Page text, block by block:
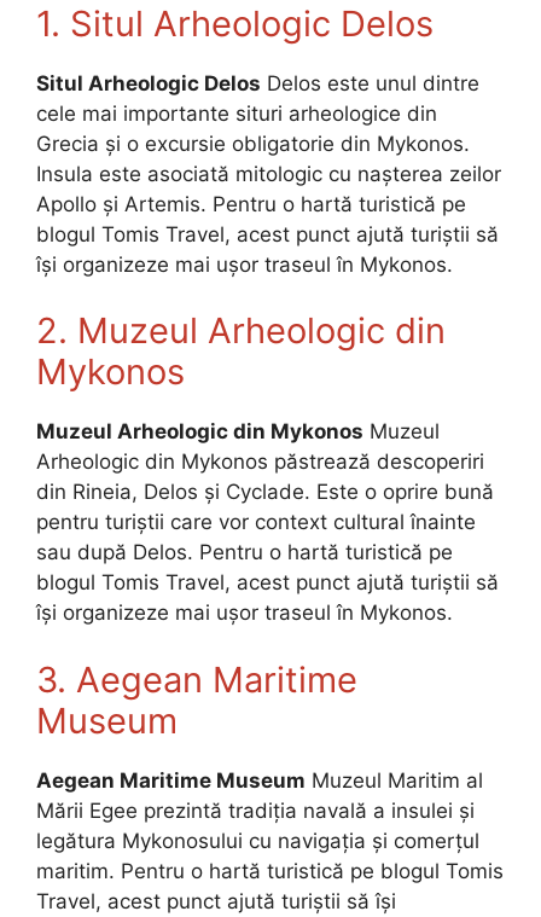
1. Situl Arheologic Delos
Situl Arheologic Delos Delos este unul dintre
cele mai importante situri arheologice din
Grecia și o excursie obligatorie din Mykonos.
Insula este asociată mitologic cu nașterea zeilor
Apollo și Artemis. Pentru o hartă turistică pe
blogul Tomis Travel, acest punct ajută turiștii să
își organizeze mai ușor traseul în Mykonos.
2. Muzeul Arheologic din
Mykonos
Muzeul Arheologic din Mykonos Muzeul
Arheologic din Mykonos păstrează descoperiri
din Rineia, Delos și Cyclade. Este o oprire bună
pentru turiștii care vor context cultural înainte
sau după Delos. Pentru o hartă turistică pe
blogul Tomis Travel, acest punct ajută turiștii să
își organizeze mai ușor traseul în Mykonos.
3. Aegean Maritime
Museum
Aegean Maritime Museum Muzeul Maritim al
Mării Egee prezintă tradiția navală a insulei și
legătura Mykonosului cu navigația și comerțul
maritim. Pentru o hartă turistică pe blogul Tomis
Travel, acest punct ajută turiștii să își